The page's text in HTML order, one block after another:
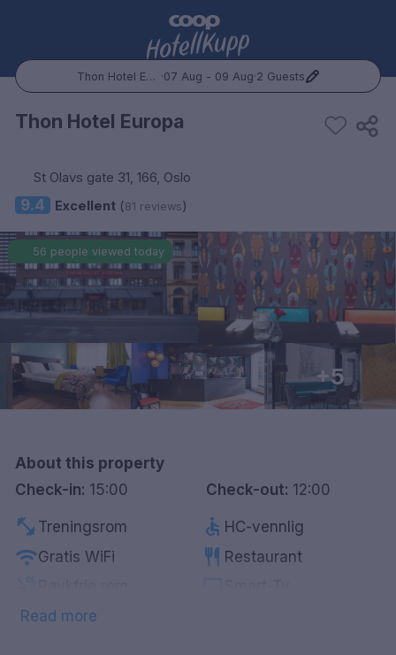
Thon Hotel Europa ·07 Aug - 09 Aug·2 Guests
Popular Destinations:
Bergen
Trondheim
Stockholm
Göteborg
Hele Danmark
Done
Thon Hotel Europa
St Olavs gate 31, 166, Oslo
9.4 Excellent(81 reviews)
56 people viewed today
+5
About this property
Check-in: 15:00 Check-out: 12:00
fitness_center Treningsrom accessible HC-vennlig
wifiGratis WiFi restaurant Restaurant
local_laundry_serviceVaskeritjeneste
Read more